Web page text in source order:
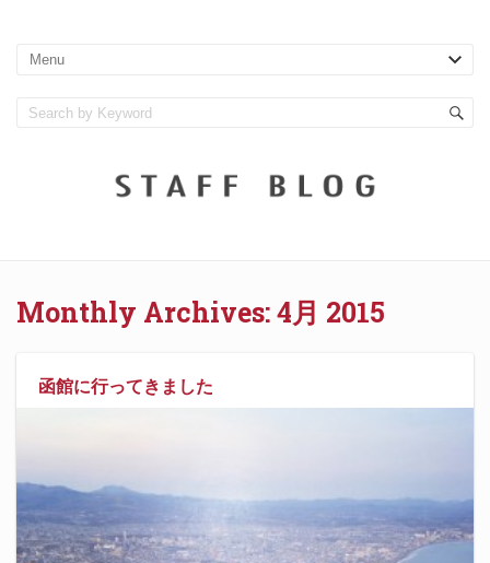
Monthly Archives:4月 2015
函館に行ってきました